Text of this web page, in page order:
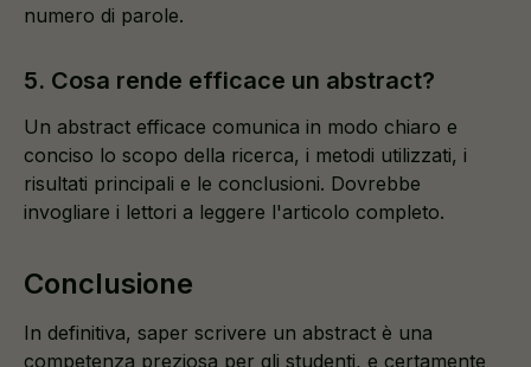
numero di parole.
5. Cosa rende efficace un abstract?
Un abstract efficace comunica in modo chiaro e
conciso lo scopo della ricerca, i metodi utilizzati, i
risultati principali e le conclusioni. Dovrebbe
invogliare i lettori a leggere l'articolo completo.
Conclusione
In definitiva, saper scrivere un abstract è una
competenza preziosa per gli studenti, e certamente